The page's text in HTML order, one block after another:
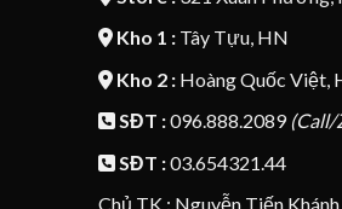
Kho 1 :Tây Tựu, HN
Kho 2 :Hoàng Quốc Việt,
SĐT :096.888.2089 (Call/
SĐT :03.654321.44
Chủ TK : Nguyễn Tiến Khánh